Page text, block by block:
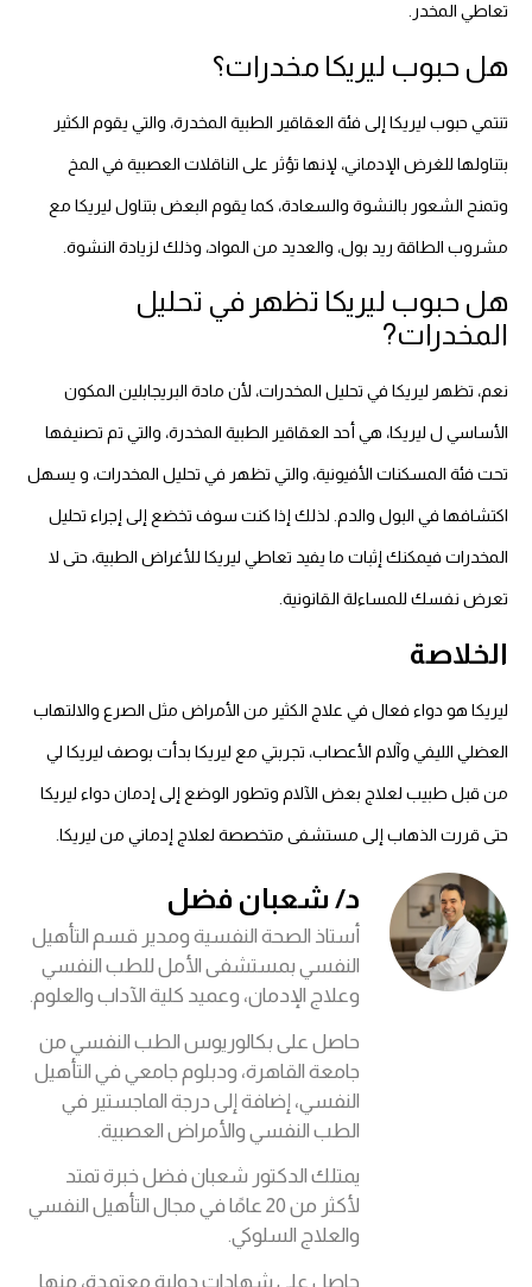
تعاطي المخدر.
هل حبوب ليريكا مخدرات؟
تنتمي حبوب ليريكا إلى فئة العقاقير الطبية المخدرة، والتي يقوم الكثير
بتناولها للغرض الإدماني، لإنها تؤثر على الناقلات العصبية في المخ
وتمنح الشعور بالنشوة والسعادة، كما يقوم البعض بتناول ليريكا مع
مشروب الطاقة ريد بول، والعديد من المواد، وذلك لزيادة النشوة.
هل حبوب ليريكا تظهر في تحليل
المخدرات?
نعم، تظهر ليريكا في تحليل المخدرات، لأن مادة البريجابلين المكون
الأساسي ل ليريكا، هي أحد العقاقير الطبية المخدرة، والتي تم تصنيفها
تحت فئة المسكنات الأفيونية، والتي تظهر في تحليل المخدرات، و يسهل
اكتشافها في البول والدم. لذلك إذا كنت سوف تخضع إلى إجراء تحليل
المخدرات فيمكنك إثبات ما يفيد تعاطي ليريكا للأغراض الطبية، حتى لا
تعرض نفسك للمساءلة القانونية.
الخلاصة
ليريكا هو دواء فعال في علاج الكثير من الأمراض مثل الصرع والالتهاب
العضلي الليفي وآلام الأعصاب، تجربتي مع ليريكا بدأت بوصف ليريكا لي
من قبل طبيب لعلاج بعض الآلام وتطور الوضع إلى إدمان دواء ليريكا
حتى قررت الذهاب إلى مستشفى متخصصة لعلاج إدماني من ليريكا.
د/ شعبان فضل
أستاذ الصحة النفسية ومدير قسم التأهيل
النفسي بمستشفى الأمل للطب النفسي
وعلاج الإدمان، وعميد كلية الآداب والعلوم.
حاصل على بكالوريوس الطب النفسي من
جامعة القاهرة، ودبلوم جامعي في التأهيل
النفسي، إضافة إلى درجة الماجستير في
الطب النفسي والأمراض العصبية.
يمتلك الدكتور شعبان فضل خبرة تمتد
لأكثر من 20 عامًا في مجال التأهيل النفسي
والعلاج السلوكي.
حاصل على شهادات دولية معتمدة، منها